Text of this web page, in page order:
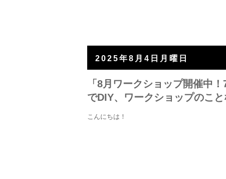
2025年8月4日月曜日
「8月ワークショップ開催中
でDIY、ワークショップのこ
こんにちは！